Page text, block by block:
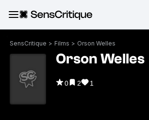
SensCritique > Films > Orson Welles
Orson Welles
0 2 1